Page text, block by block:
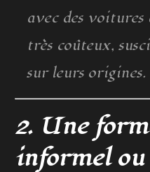
avec des
très coûteux,
sur leurs origines.
2. Une
informel ou